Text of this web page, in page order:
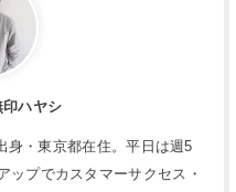
ハヤシ
身・東京都在住。平日は週5
ップでカスタマーサクセス・